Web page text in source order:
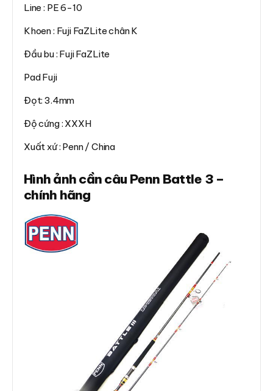
Line : PE 6-10
Khoen : Fuji FaZLite chân K
Đầu bu : Fuji FaZLite
Pad Fuji
Đọt: 3.4mm
Độ cứng : XXXH
Xuất xứ : Penn / China
Hình ảnh cần câu Penn Battle 3 –
chính hãng